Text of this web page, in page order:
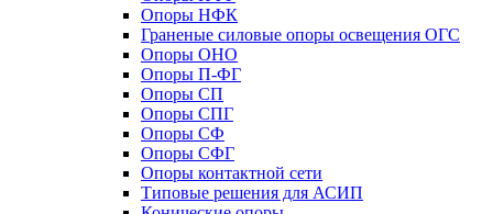
Опоры НФК
Граненые силовые опоры освещения ОГС
Опоры ОНО
Опоры П-ФГ
Опоры СП
Опоры СПГ
Опоры СФ
Опоры СФГ
Опоры контактной сети
Типовые решения для АСИП